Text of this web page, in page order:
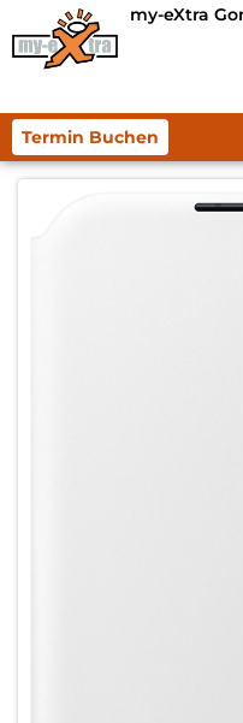
my-eXtra
Termin Buchen